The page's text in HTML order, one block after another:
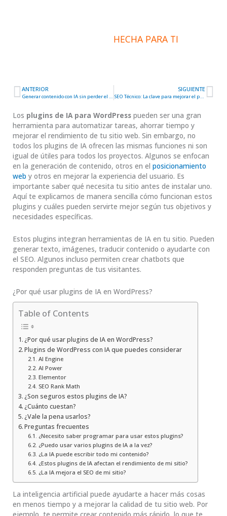
HECHA PARA TI
Ant
ANTERIOR
Generar contenido con IA sin perder el control del SEO
SIGUIENTE
SEO Técnico: La clave para mejorar el posicionamiento web
Los plugins de IA para WordPress pueden ser una gran
herramienta para automatizar tareas, ahorrar tiempo y
mejorar el rendimiento de tu sitio web. Sin embargo, no
todos los plugins de IA ofrecen las mismas funciones ni son
igual de útiles para todos los proyectos. Algunos se enfocan
en la generación de contenido, otros en el posicionamiento
web y otros en mejorar la experiencia del usuario. Es
importante saber qué necesita tu sitio antes de instalar uno.
Aquí te explicamos de manera sencilla cómo funcionan estos
plugins y cuáles pueden servirte mejor según tus objetivos y
necesidades específicas.
Estos plugins integran herramientas de IA en tu sitio. Pueden
generar texto, imágenes, traducir contenido o ayudarte con
el SEO. Algunos incluso permiten crear chatbots que
responden preguntas de tus visitantes.
¿Por qué usar plugins de IA en WordPress?
Table of Contents
¿Por qué usar plugins de IA en WordPress?
Plugins de WordPress con IA que puedes considerar
AI Engine
AI Power
Elementor
SEO Rank Math
¿Son seguros estos plugins de IA?
¿Cuánto cuestan?
¿Vale la pena usarlos?
Preguntas frecuentes
¿Necesito saber programar para usar estos plugins?
¿Puedo usar varios plugins de IA a la vez?
¿La IA puede escribir todo mi contenido?
¿Estos plugins de IA afectan el rendimiento de mi sitio?
¿La IA mejora el SEO de mi sitio?
La inteligencia artificial puede ayudarte a hacer más cosas
en menos tiempo y a mejorar la calidad de tu sitio web. Por